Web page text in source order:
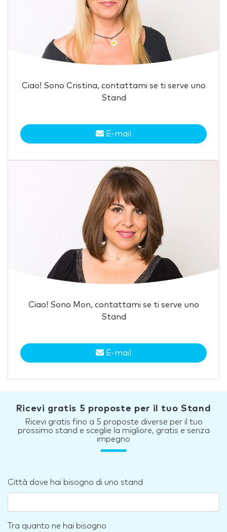
Ciao! Sono Cristina, contattami se ti serve uno
Stand
E-mail
Ciao! Sono Mon, contattami se ti serve uno
Stand
E-mail
Ricevi gratis 5 proposte per il tuo Stand
Ricevi gratis fino a 5 proposte diverse per il tuo
prossimo stand e sceglie la migliore, gratis e senza
impegno
Città dove hai bisogno di uno stand
Tra quanto ne hai bisogno